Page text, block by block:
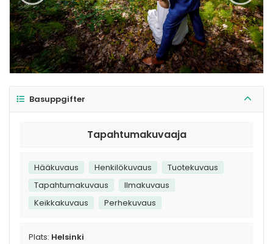
Basuppgifter
Tapahtumakuvaaja
Hääkuvaus Henkilökuvaus
Tuotekuvaus
Tapahtumakuvaus
Ilmakuvaus
Keikkakuvaus
Perhekuvaus
Plats: Helsinki